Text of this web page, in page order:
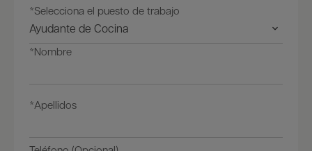
*Selecciona el puesto de trabajo
*Nombre
*Apellidos